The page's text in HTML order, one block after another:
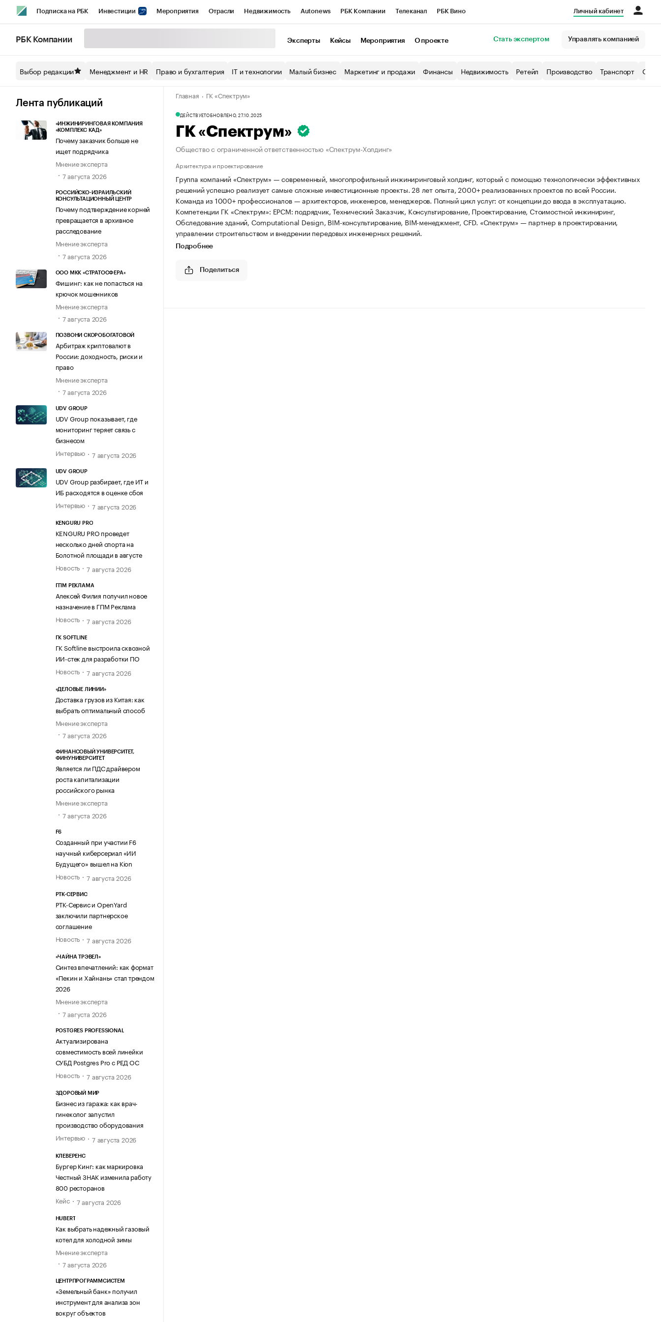
Подписка на РБК Инвестиции Мероприятия Отрасли Недвижимость Autonews РБК Компании Телеканал РБК Вино
Спецпроекты СПб Конференции СПб Спецпроекты Экономика Бизнес
Технологии и медиа Рынок наличной валюты
Личный кабинет
РБК Компании Эксперты Кейсы Мероприятия О проекте Стать экспертом Управлять компанией
Выбор редакции Менеджмент и HR Право и бухгалтерия IT и технологии Малый бизнес Маркетинг и продажи Финансы Недвижимость Ретейл Производство Транспорт
Лента публикаций
«ИНЖИНИРИНГОВАЯ КОМПАНИЯ
«КОМПЛЕКС КАД»
Почему заказчик больше не
ищет подрядчика
Мнение эксперта
7 августа 2026
РОССИЙСКО-ИЗРАИЛЬСКИЙ
КОНСУЛЬТАЦИОННЫЙ ЦЕНТР
Почему подтверждение корней
превращается в архивное
расследование
Мнение эксперта
7 августа 2026
ООО МКК «СТРАТОСФЕРА»
Фишинг: как не попасться на
крючок мошенников
Мнение эксперта
7 августа 2026
ПОЗВОНИ СКОРОБОГАТОВОЙ
Арбитраж криптовалют в
России: доходность, риски и
право
Мнение эксперта
7 августа 2026
UDV GROUP
UDV Group показывает, где
мониторинг теряет связь с
бизнесом
Интервью
7 августа 2026
UDV GROUP
UDV Group разбирает, где ИТ и
ИБ расходятся в оценке сбоя
Интервью
7 августа 2026
KENGURU PRO
KENGURU PRO проведет
несколько дней спорта на
Болотной площади в августе
Новость
7 августа 2026
ГПМ РЕКЛАМА
Алексей Филия получил новое
назначение в ГПМ Реклама
Новость
7 августа 2026
ГК SOFTLINE
ГК Softline выстроила сквозной
ИИ-стек для разработки ПО
Новость
7 августа 2026
«ДЕЛОВЫЕ ЛИНИИ»
Доставка грузов из Китая: как
выбрать оптимальный способ
Мнение эксперта
7 августа 2026
ФИНАНСОВЫЙ УНИВЕРСИТЕТ,
ФИНУНИВЕРСИТЕТ
Является ли ПДС драйвером
роста капитализации
российского рынка
Мнение эксперта
7 августа 2026
F6
Созданный при участии F6
научный киберсериал «ИИ
Будущего» вышел на Kion
Новость
7 августа 2026
РТК-СЕРВИС
РТК-Сервис и OpenYard
заключили партнерское
соглашение
Новость
7 августа 2026
«ЧАЙНА ТРЭВЕЛ»
Синтез впечатлений: как формат
«Пекин и Хайнань» стал трендом
2026
Мнение эксперта
7 августа 2026
POSTGRES PROFESSIONAL
Актуализирована
совместимость всей линейки
СУБД Postgres Pro с РЕД ОС
Новость
7 августа 2026
ЗДОРОВЫЙ МИР
Бизнес из гаража: как врач-
гинеколог запустил
производство оборудования
Интервью
7 августа 2026
КЛЕВЕРЕНС
Бургер Кинг: как маркировка
Честный ЗНАК изменила работу
800 ресторанов
Кейс
7 августа 2026
HUBERT
Как выбрать надежный газовый
котел для холодной зимы
Мнение эксперта
7 августа 2026
ЦЕНТРПРОГРАММСИСТЕМ
«Земельный банк» получил
инструмент для анализа зон
вокруг объектов
Главная ГК «Спектрум»
ДЕЙСТВУЕТОБНОВЛЕНО, 27.10.2025
ГК «Спектрум»
Общество с ограниченной ответственностью «Спектрум-Холдинг»
Архитектура и проектирование
Группа компаний «Спектрум» — современный, многопрофильный инжиниринговый холдинг, который с помощью технологически эффективных
решений успешно реализует самые сложные инвестиционные проекты. 28 лет опыта, 2000+ реализованных проектов по всей России.
Команда из 1000+ профессионалов — архитекторов, инженеров, менеджеров. Полный цикл услуг: от концепции до ввода в эксплуатацию.
Компетенции ГК «Спектрум»: EPCM: подрядчик, Технический Заказчик, Консультирование, Проектирование, Стоимостной инжиниринг,
Обследование зданий, Computational Design, BIM-консультирование, BIM-менеджмент, CFD. «Спектрум» — партнер в проектировании,
управлении строительством и внедрении передовых инженерных решений.
Подробнее
Поделиться